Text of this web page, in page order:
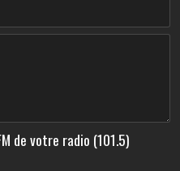
de votre radio (101.5)